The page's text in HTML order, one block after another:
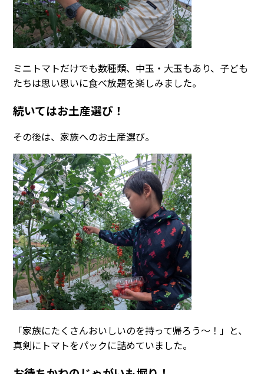
ミニトマトだけでも数種類、中玉・大玉もあり、子ども
たちは思い思いに食べ放題を楽しみました。
続いてはお土産選び！
その後は、家族へのお土産選び。
「家族にたくさんおいしいのを持って帰ろう～！」と、
真剣にトマトをパックに詰めていました。